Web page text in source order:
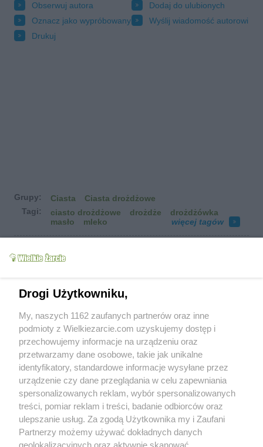
Obserwuj autora
Dodaj do ulubionych
Oznacz jako wypróbowany
Wyślij wiadomość autorowi
Drukuj
Grupy: Ciasta
Ciasta drożdżowe
Tagi:
ciasto drożdżowe drożdże
drożdżówka
masło
mleko więcej tagów
tylko male pytanie na dole jest taki jakby
zakalec z astanawiam sie czy to moja wina
ilosc mleka i cukru ktorym zalewamy cisto
bebe jeszcze probowac WARTO
izaa_a (2017-09-03 14:00)
raczej trochę za krótko, bo nie całe mleko
wchłonęło się w ciasto mnie wyszło podobnie
ale tylko z jednej strony (tej co piekarnik
słabiej grzeje) Ale można też nico zmniejszyc
ilość mleka. Choć powiem szczerze ze mnie
ten kawalek ciasta smakował na spodzie był
taki jakby budyń ;)
Drogi Użytkowniku,
My, naszych 1162 zaufanych partnerów oraz inne
podmioty z Wielkiezarcie.com uzyskujemy dostęp i
przechowujemy informacje na urządzeniu oraz
przetwarzamy dane osobowe, takie jak unikalne
identyfikatory, standardowe informacje wysyłane przez
urządzenie czy dane przeglądania w celu zapewniania
spersonalizowanych reklam, wybór spersonalizowanych
treści, pomiar reklam i treści, badanie odbiorców oraz
ulepszanie usług. Za zgodą Użytkownika my i Zaufani
Partnerzy możemy używać dokładnych danych
geolokalizacyjnych oraz aktywnie skanować